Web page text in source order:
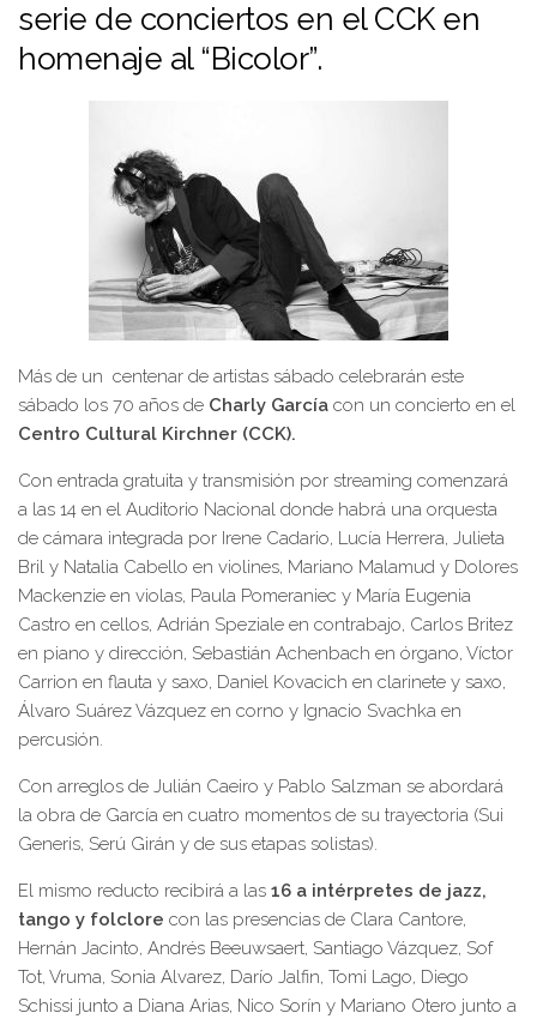
serie de conciertos en el CCK en
homenaje al “Bicolor”.
Más de un centenar de artistas sábado celebrarán este
sábado los 70 años de Charly García con un concierto en el
Centro Cultural Kirchner (CCK).
Con entrada gratuita y transmisión por streaming comenzará
a las 14 en el Auditorio Nacional donde habrá una orquesta
de cámara integrada por Irene Cadario, Lucía Herrera, Julieta
Bril y Natalia Cabello en violines, Mariano Malamud y Dolores
Mackenzie en violas, Paula Pomeraniec y María Eugenia
Castro en cellos, Adrián Speziale en contrabajo, Carlos Britez
en piano y dirección, Sebastián Achenbach en órgano, Víctor
Carrion en flauta y saxo, Daniel Kovacich en clarinete y saxo,
Álvaro Suárez Vázquez en corno y Ignacio Svachka en
percusión.
Con arreglos de Julián Caeiro y Pablo Salzman se abordará
la obra de García en cuatro momentos de su trayectoria (Sui
Generis, Serú Girán y de sus etapas solistas).
El mismo reducto recibirá a las 16 a intérpretes de jazz,
tango y folclore con las presencias de Clara Cantore,
Hernán Jacinto, Andrés Beeuwsaert, Santiago Vázquez, Sof
Tot, Vruma, Sonia Alvarez, Darío Jalfin, Tomi Lago, Diego
Schissi junto a Diana Arias, Nico Sorín y Mariano Otero junto a